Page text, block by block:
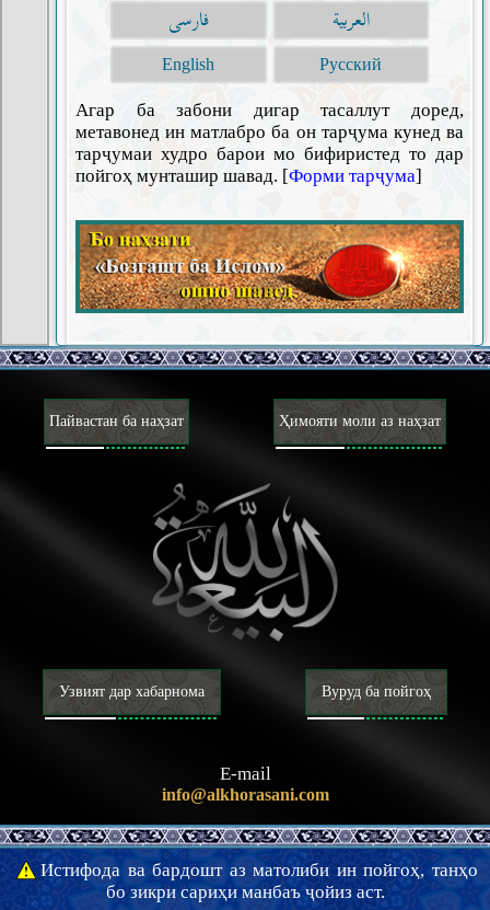
فارسی العربية
English Русский
Агар ба забони дигар тасаллут доред,
метавонед ин матлабро ба он тарҷума кунед ва
тарҷумаи худро барои мо бифиристед то дар
пойгоҳ мунташир шавад. [Форми тарҷума]
Пайвастан ба наҳзат Ҳимояти моли аз наҳзат
Узвият дар хабарнома Вуруд ба пойгоҳ
E-mail
info@alkhorasani.com
Истифода ва бардошт аз матолиби ин пойгоҳ, танҳо
бо зикри сариҳи манбаъ ҷойиз аст.